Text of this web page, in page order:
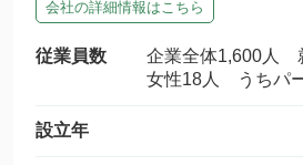
会社の詳細情報はこちら
従業員数
企業全体1,600人
女性18人 うちパ
設立年